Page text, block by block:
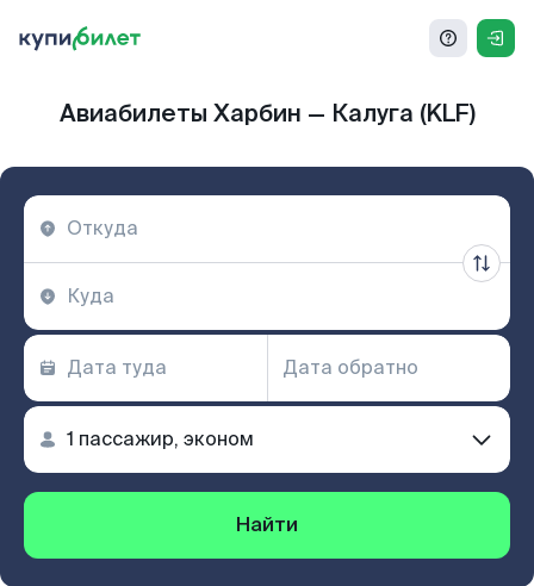
Авиабилеты Харбин — Калуга (KLF)
Найти